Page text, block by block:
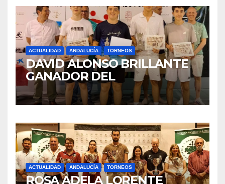
ACTUALIDAD ANDALUCÍA TORNEOS
DAVID ALONSO BRILLANTE
GANADOR DEL
CAMPEONATO DE
ANDALUCÍA DE AJEDREZ
ACTUALIDAD ANDALUCÍA TORNEOS
ROSA ADELA LORENTE